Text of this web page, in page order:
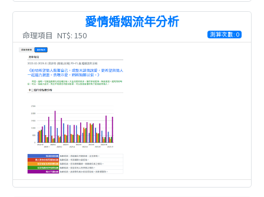
愛情婚姻流年分析
命理項目 測算次數: 0
NT$: 150